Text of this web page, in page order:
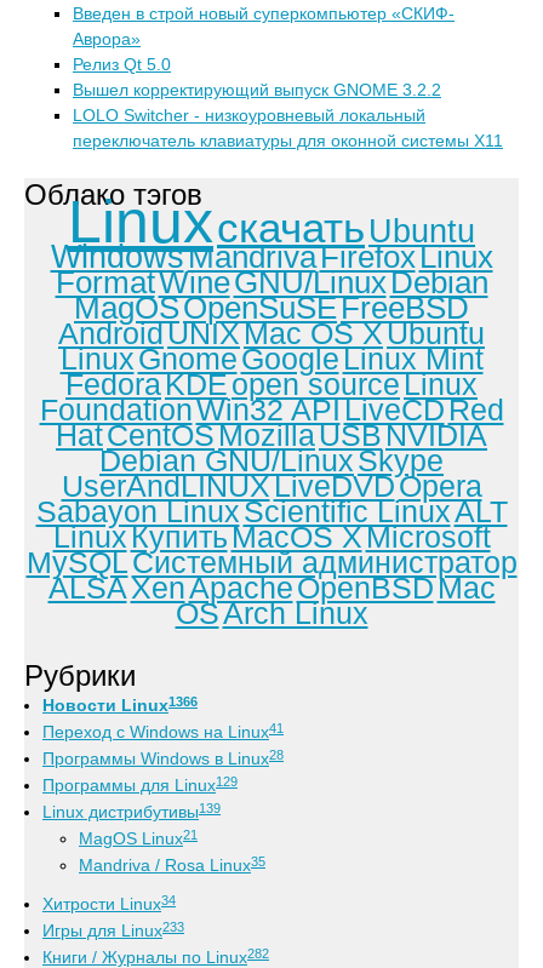
Введен в строй новый суперкомпьютер «СКИФ-
Аврора»
Релиз Qt 5.0
Вышел корректирующий выпуск GNOME 3.2.2
LOLO Switcher - низкоуровневый локальный
переключатель клавиатуры для оконной системы X11
Облако тэгов
Linuxскачать Ubuntu
WindowsMandrivaFirefoxLinux
FormatWineGNU/LinuxDebian
MagOSOpenSuSEFreeBSD
AndroidUNIXMac OS XUbuntu
LinuxGnomeGoogleLinux Mint
FedoraKDEopen sourceLinux
FoundationWin32 APILiveCDRed
HatCentOSMozillaUSBNVIDIA
Debian GNU/LinuxSkype
UserAndLINUXLiveDVDOpera
Sabayon LinuxScientific LinuxALT
LinuxКупитьMacOS XMicrosoft
MySQLСистемный администратор
ALSAXenApacheOpenBSDMac
OSArch Linux
Рубрики
Новости Linux1366
Переход с Windows на Linux41
Программы Windows в Linux28
Программы для Linux129
Linux дистрибутивы139
MagOS Linux21
Mandriva / Rosa Linux35
Хитрости Linux34
Игры для Linux233
Книги / Журналы по Linux282